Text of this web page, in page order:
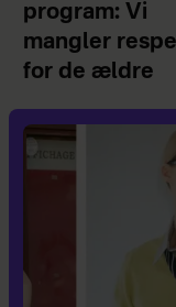
program: Vi
mangler
for de ældre